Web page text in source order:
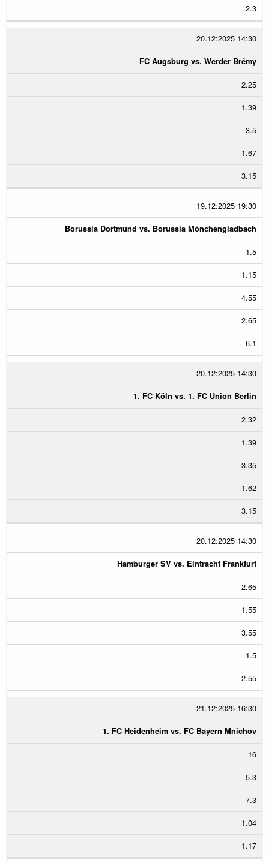
2.3
20.12:2025 14:30
FC Augsburg vs. Werder Brémy
2.25
1.39
3.5
1.67
3.15
19.12:2025 19:30
Borussia Dortmund vs. Borussia Mönchengladbach
1.5
1.15
4.55
2.65
6.1
20.12:2025 14:30
1. FC Köln vs. 1. FC Union Berlin
2.32
1.39
3.35
1.62
3.15
20.12:2025 14:30
Hamburger SV vs. Eintracht Frankfurt
2.65
1.55
3.55
1.5
2.55
21.12:2025 16:30
1. FC Heidenheim vs. FC Bayern Mnichov
16
5.3
7.3
1.04
1.17